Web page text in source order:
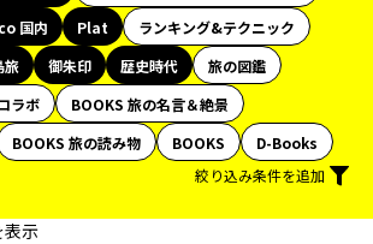
国内 Plat
ランキング&テクニック
旅 御朱印 歴史時代
旅の図鑑
ラボ
BOOKS 旅の名言＆絶景
BOOKS 旅の読み物 BOOKS
D-Books
絞り込み条件を追加
表示